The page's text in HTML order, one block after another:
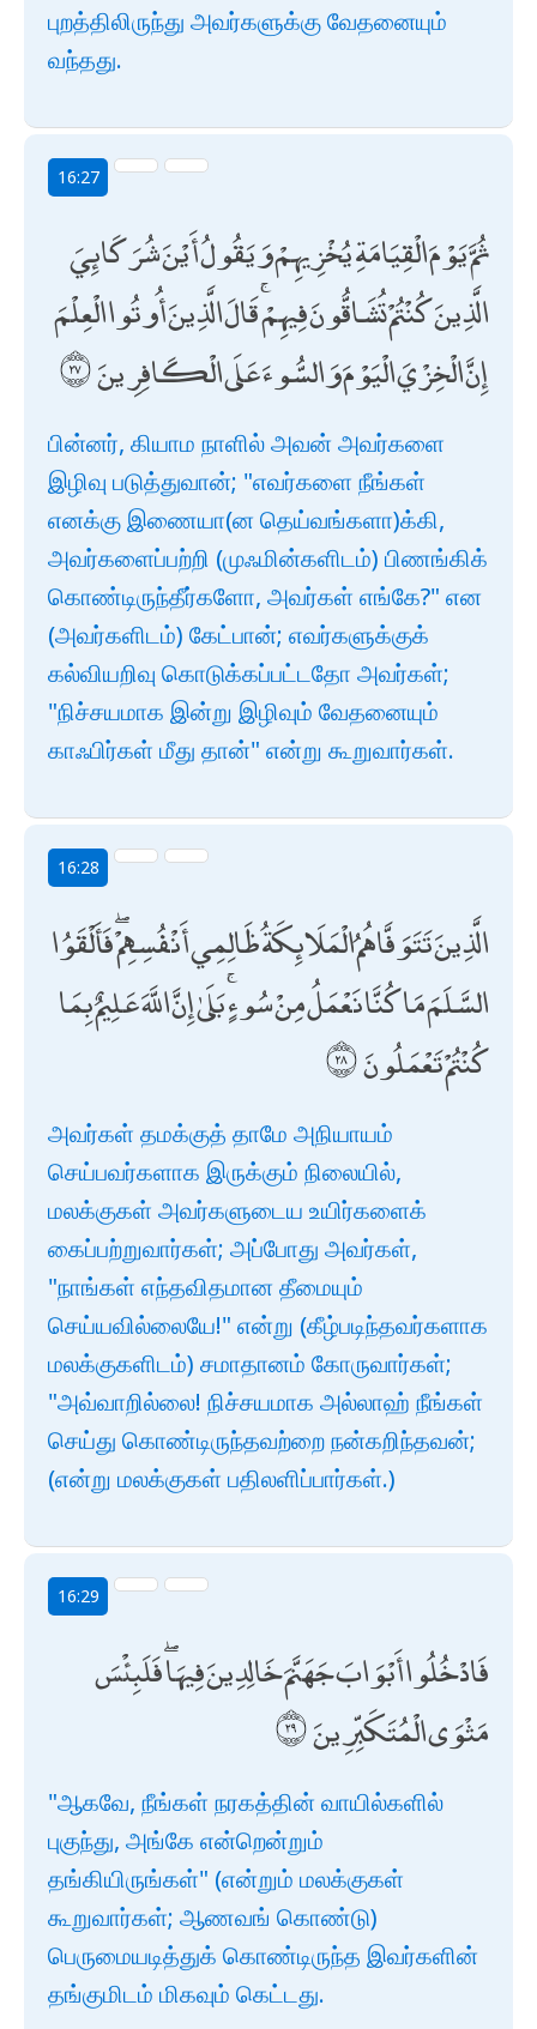
புறத்திலிருந்து அவர்களுக்கு வேதனையும்
வந்தது.
16:27
ثُمَّ يَوْمَ الْقِيَامَةِ يُخْزِيهِمْ وَيَقُولُ أَيْنَ شُرَكَائِيَ
الَّذِينَ كُنْتُمْ تُشَاقُّونَ فِيهِمْ ۚ قَالَ الَّذِينَ أُوتُوا الْعِلْمَ
إِنَّ الْخِزْيَ الْيَوْمَ وَالسُّوءَ عَلَى الْكَافِرِينَ
பின்னர், கியாம நாளில் அவன் அவர்களை
இழிவு படுத்துவான்; "எவர்களை நீங்கள்
எனக்கு இணையா(ன தெய்வங்களா)க்கி,
அவர்களைப்பற்றி (முஃமின்களிடம்) பிணங்கிக்
கொண்டிருந்தீர்களோ, அவர்கள் எங்கே?" என
(அவர்களிடம்) கேட்பான்; எவர்களுக்குக்
கல்வியறிவு கொடுக்கப்பட்டதோ அவர்கள்;
"நிச்சயமாக இன்று இழிவும் வேதனையும்
காஃபிர்கள் மீது தான்" என்று கூறுவார்கள்.
16:28
الَّذِينَ تَتَوَفَّاهُمُ الْمَلَائِكَةُ ظَالِمِي أَنْفُسِهِمْ ۖ فَأَلْقَوُا
السَّلَمَ مَا كُنَّا نَعْمَلُ مِنْ سُوءٍ ۚ بَلَىٰ إِنَّ اللَّهَ عَلِيمٌ بِمَا
كُنْتُمْ تَعْمَلُونَ
அவர்கள் தமக்குத் தாமே அநியாயம்
செய்பவர்களாக இருக்கும் நிலையில்,
மலக்குகள் அவர்களுடைய உயிர்களைக்
கைப்பற்றுவார்கள்; அப்போது அவர்கள்,
"நாங்கள் எந்தவிதமான தீமையும்
செய்யவில்லையே!" என்று (கீழ்படிந்தவர்களாக
மலக்குகளிடம்) சமாதானம் கோருவார்கள்;
"அவ்வாறில்லை! நிச்சயமாக அல்லாஹ் நீங்கள்
செய்து கொண்டிருந்தவற்றை நன்கறிந்தவன்;
(என்று மலக்குகள் பதிலளிப்பார்கள்.)
16:29
فَادْخُلُوا أَبْوَابَ جَهَنَّمَ خَالِدِينَ فِيهَا ۖ فَلَبِئْسَ
مَثْوَى الْمُتَكَبِّرِينَ
"ஆகவே, நீங்கள் நரகத்தின் வாயில்களில்
புகுந்து, அங்கே என்றென்றும்
தங்கியிருங்கள்" (என்றும் மலக்குகள்
கூறுவார்கள்; ஆணவங் கொண்டு)
பெருமையடித்துக் கொண்டிருந்த இவர்களின்
தங்குமிடம் மிகவும் கெட்டது.